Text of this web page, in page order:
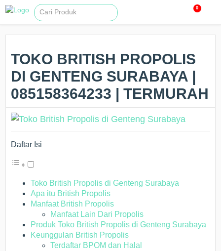
0
TOKO BRITISH PROPOLIS
DI GENTENG SURABAYA |
085158364233 | TERMURAH
Daftar Isi
Toko British Propolis di Genteng Surabaya
Apa itu British Propolis
Manfaat British Propolis
Manfaat Lain Dari Propolis
Produk Toko British Propolis di Genteng Surabaya
Keunggulan British Propolis
Terdaftar BPOM dan Halal